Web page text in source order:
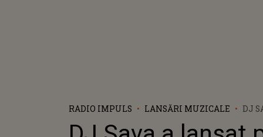
RADIO IMPULS LANSĂRI MUZICALE
DJ
CU